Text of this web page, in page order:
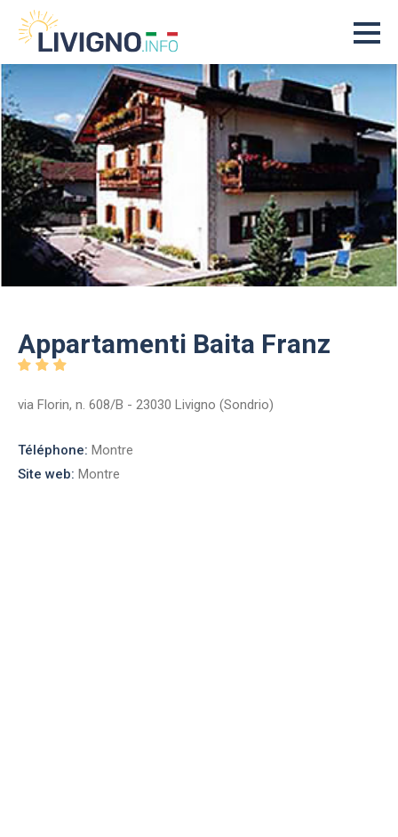
Appartamenti Baita Franz
via Florin, n. 608/B - 23030 Livigno (Sondrio)
Téléphone: Montre
Site web: Montre